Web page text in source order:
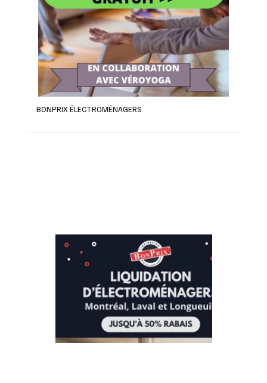
BONPRIX ÉLECTROMÉNAGERS